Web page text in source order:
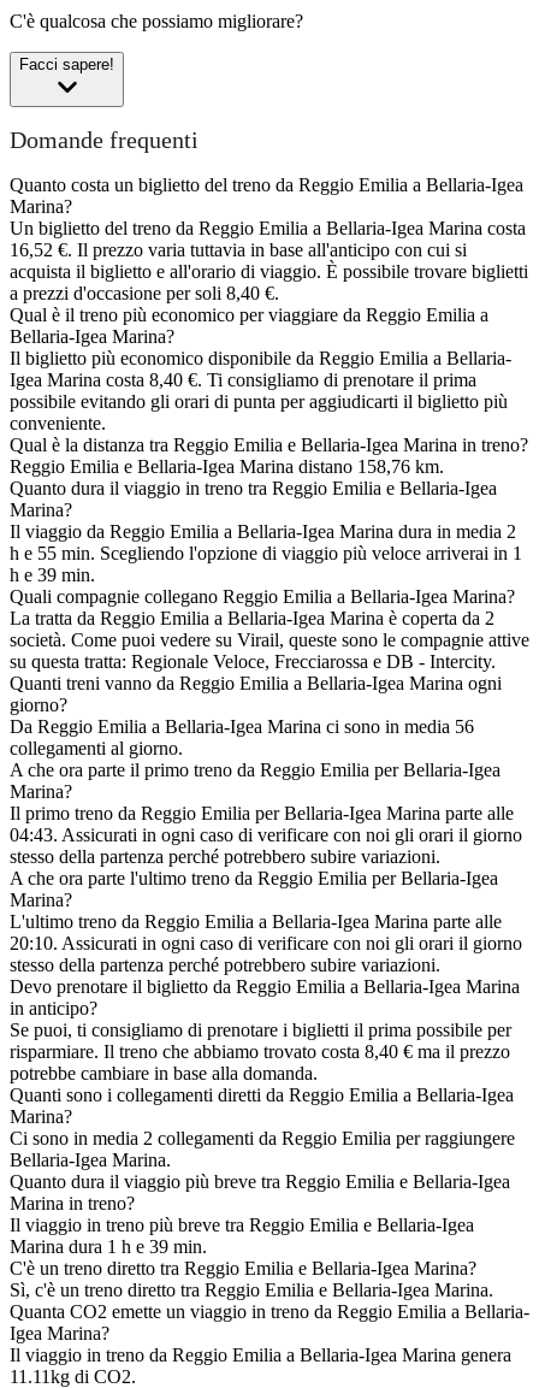
C'è qualcosa che possiamo migliorare?
Facci sapere!
Domande frequenti
Quanto costa un biglietto del treno da Reggio Emilia a Bellaria-Igea
Marina?
Un biglietto del treno da Reggio Emilia a Bellaria-Igea Marina costa
16,52 €. Il prezzo varia tuttavia in base all'anticipo con cui si
acquista il biglietto e all'orario di viaggio. È possibile trovare biglietti
a prezzi d'occasione per soli 8,40 €.
Qual è il treno più economico per viaggiare da Reggio Emilia a
Bellaria-Igea Marina?
Il biglietto più economico disponibile da Reggio Emilia a Bellaria-
Igea Marina costa 8,40 €. Ti consigliamo di prenotare il prima
possibile evitando gli orari di punta per aggiudicarti il biglietto più
conveniente.
Qual è la distanza tra Reggio Emilia e Bellaria-Igea Marina in treno?
Reggio Emilia e Bellaria-Igea Marina distano 158,76 km.
Quanto dura il viaggio in treno tra Reggio Emilia e Bellaria-Igea
Marina?
Il viaggio da Reggio Emilia a Bellaria-Igea Marina dura in media 2
h e 55 min. Scegliendo l'opzione di viaggio più veloce arriverai in 1
h e 39 min.
Quali compagnie collegano Reggio Emilia a Bellaria-Igea Marina?
La tratta da Reggio Emilia a Bellaria-Igea Marina è coperta da 2
società. Come puoi vedere su Virail, queste sono le compagnie attive
su questa tratta: Regionale Veloce, Frecciarossa e DB - Intercity.
Quanti treni vanno da Reggio Emilia a Bellaria-Igea Marina ogni
giorno?
Da Reggio Emilia a Bellaria-Igea Marina ci sono in media 56
collegamenti al giorno.
A che ora parte il primo treno da Reggio Emilia per Bellaria-Igea
Marina?
Il primo treno da Reggio Emilia per Bellaria-Igea Marina parte alle
04:43. Assicurati in ogni caso di verificare con noi gli orari il giorno
stesso della partenza perché potrebbero subire variazioni.
A che ora parte l'ultimo treno da Reggio Emilia per Bellaria-Igea
Marina?
L'ultimo treno da Reggio Emilia a Bellaria-Igea Marina parte alle
20:10. Assicurati in ogni caso di verificare con noi gli orari il giorno
stesso della partenza perché potrebbero subire variazioni.
Devo prenotare il biglietto da Reggio Emilia a Bellaria-Igea Marina
in anticipo?
Se puoi, ti consigliamo di prenotare i biglietti il prima possibile per
risparmiare. Il treno che abbiamo trovato costa 8,40 € ma il prezzo
potrebbe cambiare in base alla domanda.
Quanti sono i collegamenti diretti da Reggio Emilia a Bellaria-Igea
Marina?
Ci sono in media 2 collegamenti da Reggio Emilia per raggiungere
Bellaria-Igea Marina.
Quanto dura il viaggio più breve tra Reggio Emilia e Bellaria-Igea
Marina in treno?
Il viaggio in treno più breve tra Reggio Emilia e Bellaria-Igea
Marina dura 1 h e 39 min.
C'è un treno diretto tra Reggio Emilia e Bellaria-Igea Marina?
Sì, c'è un treno diretto tra Reggio Emilia e Bellaria-Igea Marina.
Quanta CO2 emette un viaggio in treno da Reggio Emilia a Bellaria-
Igea Marina?
Il viaggio in treno da Reggio Emilia a Bellaria-Igea Marina genera
11.11kg di CO2.